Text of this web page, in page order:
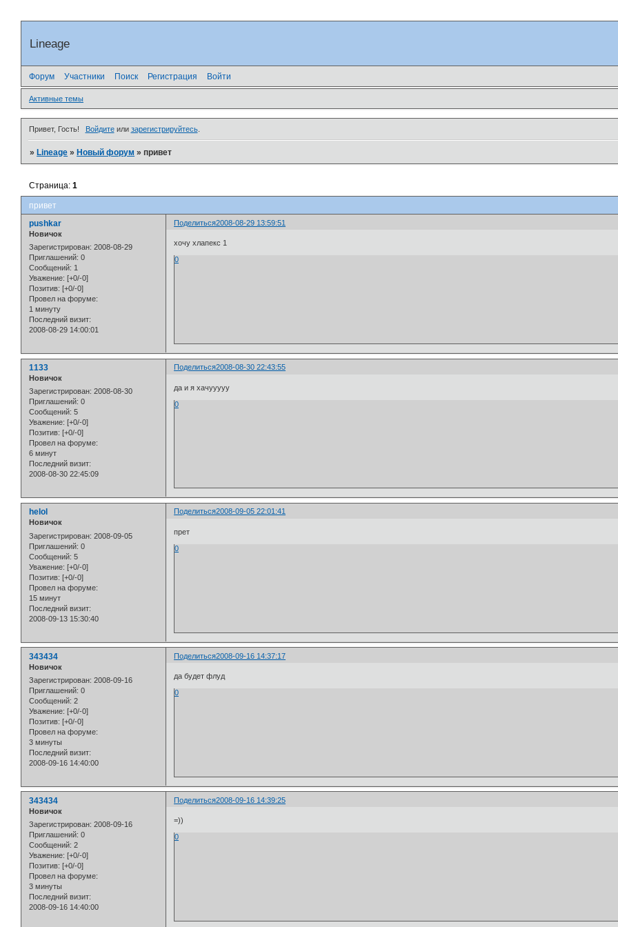
Lineage
Форум Участники Поиск Регистрация Войти
Активные темы
Привет, Гость! Войдитеили зарегистрируйтесь.
»Lineage »Новый форум »привет
привет
Страница:1
Поделиться2008-08-29 13:59:51
pushkar
Новичок
Зарегистрирован: 2008-08-29
Приглашений: 0
Сообщений: 1
Уважение: [+0/-0]
Позитив: [+0/-0]
Провел на форуме:
1 минуту
Последний визит:
2008-08-29 14:00:01
хочу хлапекс 1
0
Поделиться2008-08-30 22:43:55
1133
Новичок
Зарегистрирован: 2008-08-30
Приглашений: 0
Сообщений: 5
Уважение: [+0/-0]
Позитив: [+0/-0]
Провел на форуме:
6 минут
Последний визит:
2008-08-30 22:45:09
да и я хачууууу
0
Поделиться2008-09-05 22:01:41
helol
Новичок
Зарегистрирован: 2008-09-05
Приглашений: 0
Сообщений: 5
Уважение: [+0/-0]
Позитив: [+0/-0]
Провел на форуме:
15 минут
Последний визит:
2008-09-13 15:30:40
прет
0
Поделиться2008-09-16 14:37:17
343434
Новичок
Зарегистрирован: 2008-09-16
Приглашений: 0
Сообщений: 2
Уважение: [+0/-0]
Позитив: [+0/-0]
Провел на форуме:
3 минуты
Последний визит:
2008-09-16 14:40:00
да будет флуд
0
Поделиться2008-09-16 14:39:25
343434
Новичок
Зарегистрирован: 2008-09-16
Приглашений: 0
Сообщений: 2
Уважение: [+0/-0]
Позитив: [+0/-0]
Провел на форуме:
3 минуты
Последний визит:
2008-09-16 14:40:00
=))
0